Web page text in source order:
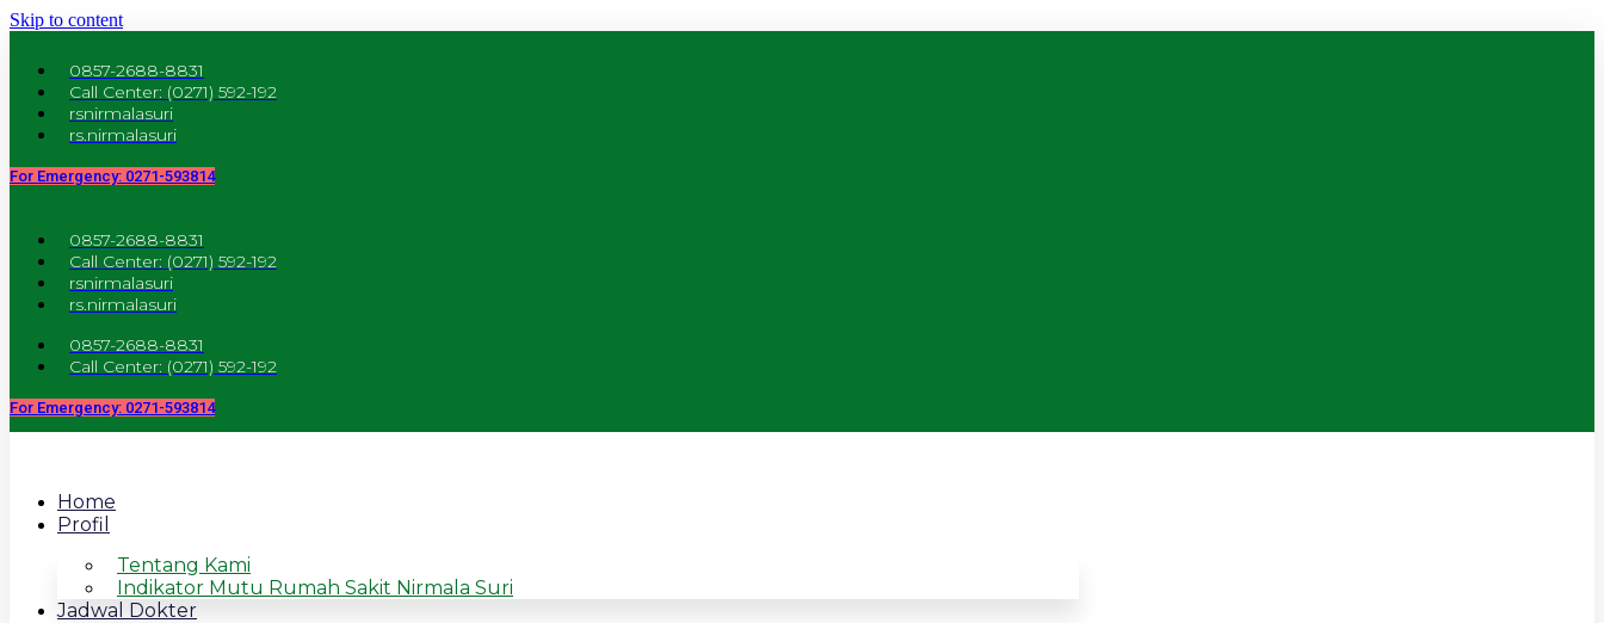
Skip to content
0857-2688-8831
Call Center: (0271) 592-192
rsnirmalasuri
rs.nirmalasuri
For Emergency: 0271-593814
0857-2688-8831
Call Center: (0271) 592-192
rsnirmalasuri
rs.nirmalasuri
0857-2688-8831
Call Center: (0271) 592-192
For Emergency: 0271-593814
Home
Profil
Tentang Kami
Indikator Mutu Rumah Sakit Nirmala Suri
Jadwal Dokter